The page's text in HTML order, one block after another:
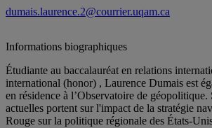
dumais.laurence.2@courrier.uqam.ca
Informations biographiques
Étudiante au baccalauréat en relations
international (honor) , Laurence Dumais est
en résidence à l’Observatoire de géopolitique.
actuelles portent sur l'impact de la stratégie
Rouge sur la politique régionale des États-